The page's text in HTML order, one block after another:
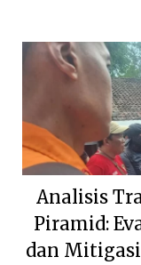
Analisis
Piramid:
dan